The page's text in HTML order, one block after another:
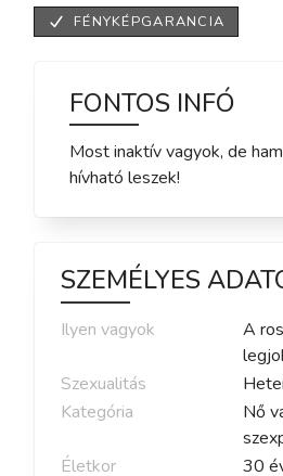
FÉNYKÉPGARANCIA
FONTOS INFÓ
Most inaktív vagyok, de
hívható leszek!
SZEMÉLYES
Ilyen vagyok
A
Szexualitás
Kategória
Nő
Életkor
30